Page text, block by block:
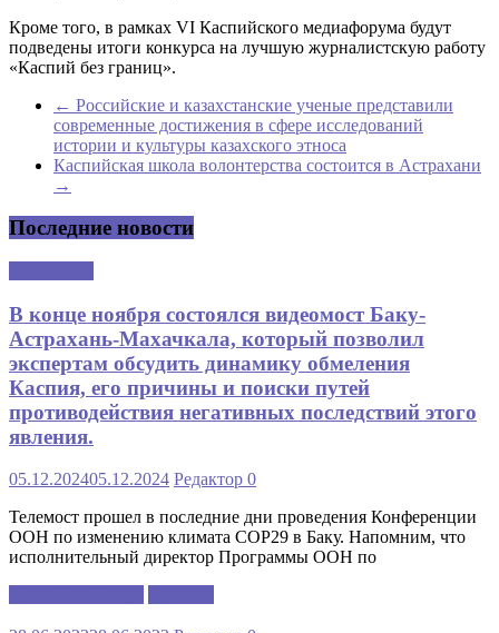
Кроме того, в рамках VI Каспийского медиафорума будут
подведены итоги конкурса на лучшую журналистскую работу
«Каспий без границ».
← Российские и казахстанские ученые представили
современные достижения в сфере исследований
истории и культуры казахского этноса
Каспийская школа волонтерства состоится в Астрахани
→
Последние новости
В конце ноября состоялся видеомост Баку-
Астрахань-Махачкала, который позволил
экспертам обсудить динамику обмеления
Каспия, его причины и поиски путей
противодействия негативных последствий этого
явления.
05.12.202405.12.2024 Редактор 0
Телемост прошел в последние дни проведения Конференции
ООН по изменению климата COP29 в Баку. Напомним, что
исполнительный директор Программы ООН по